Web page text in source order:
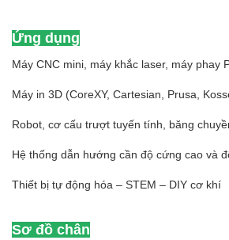
Ứng dụng
Máy CNC mini, máy khắc laser, máy phay
Máy in 3D (CoreXY, Cartesian, Prusa,
Robot, cơ cấu trượt tuyến tính, băng
Hệ thống dẫn hướng cần độ cứng cao và
Thiết bị tự động hóa – STEM – DIY cơ khí
Sơ đồ chân